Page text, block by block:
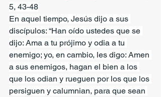
5, 43-48
En aquel tiempo, Jesús dijo a sus
discípulos: “Han oído ustedes que se
dijo: Ama a tu prójimo y odia a tu
enemigo; yo, en cambio, les digo: Amen
a sus enemigos, hagan el bien a los
que los odian y rueguen por los que los
persiguen y calumnian, para que sean